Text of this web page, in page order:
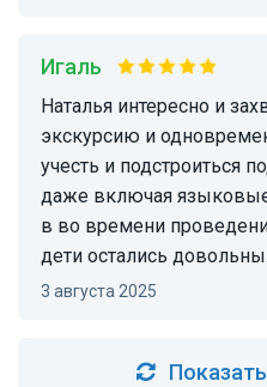
Игаль
Наталья интересно и захватывающее провела
экскурсию и
учесть и подстроиться
даже включая языковые
в во времени
дети остались довольны.
3 августа 2025